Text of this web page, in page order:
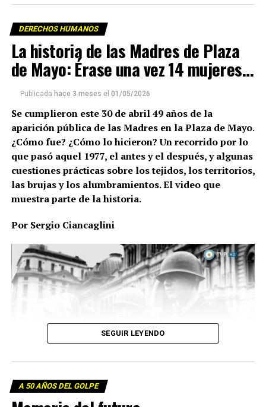
DERECHOS HUMANOS
La historia de las Madres de Plaza
de Mayo: Érase una vez 14 mujeres…
Publicada hace 3 meses el 01/05/2026
Se cumplieron este 30 de abril 49 años de la
aparición pública de las Madres en la Plaza de Mayo.
¿Cómo fue? ¿Cómo lo hicieron? Un recorrido por lo
que pasó aquel 1977, el antes y el después, y algunas
cuestiones prácticas sobre los tejidos, los territorios,
las brujas y los alumbramientos. El video que
muestra parte de la historia.
Por Sergio Ciancaglini
La historia de las Madres de Plaza de Mayo.
SEGUIR LEYENDO
A 50 AÑOS DEL GOLPE